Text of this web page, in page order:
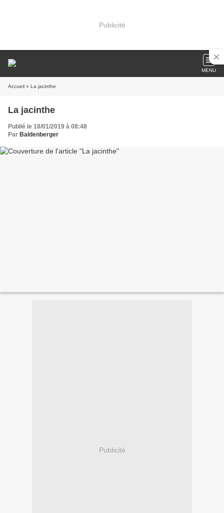
Publicité
MENU
Accueil » La jacinthe
La jacinthe
Publié le 18/01/2019 à 08:48
Par Baldenberger
Publicité